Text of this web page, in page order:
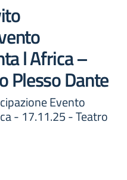
l Africa –
Plesso Dante
Evento
- 17.11.25 - Teatro